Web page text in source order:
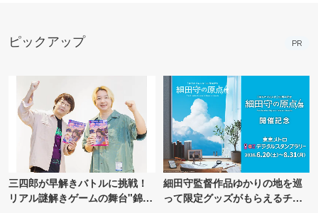
ピックアップ PR
三四郎が早解きバトルに挑戦！
リアル謎解きゲームの舞台"錦糸
細田守監督作品ゆかりの地を巡
って限定グッズがもらえるチャ